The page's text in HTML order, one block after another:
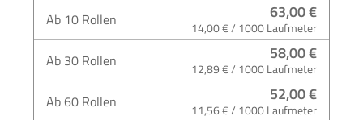
Ab 10 Rollen 63,00 €
14,00 € / 1000 Laufmeter
Ab 30 Rollen 58,00 €
12,89 € / 1000 Laufmeter
Ab60 Rollen 52,00 €
11,56 € / 1000 Laufmeter